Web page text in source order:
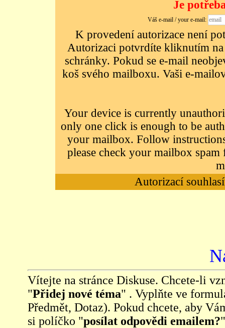
Je
Váš e-mail / your e-mail:
K provedení autorizace není
Autorizaci potvrdíte kliknutím na
schránky. Pokud se e-mail
koš svého mailboxu. Vaši e-
Your device is currently
only one click is enough to be
your mailbox. Follow
please check your mailbox
Autorizací
Vítejte na stránce Diskuse. Chcete-li
"Přidej nové téma" . Vyplňte ve
Předmět, Dotaz). Pokud chcete, aby
si políčko "posílat odpovědi emailem?